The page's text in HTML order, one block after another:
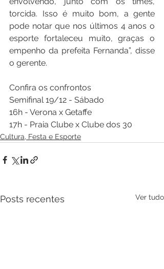
torcida. Isso é muito bom, a gente
pode notar que nos últimos 4 anos o
esporte fortaleceu muito, graças o
empenho da prefeita Fernanda”, disse
o gerente.
Confira os confrontos
Semifinal 19/12 - Sábado
16h - Verona x Getaffe
17h - Praia Clube x Clube dos 30
Cultura, Festa e Esporte
Posts recentes Ver tudo